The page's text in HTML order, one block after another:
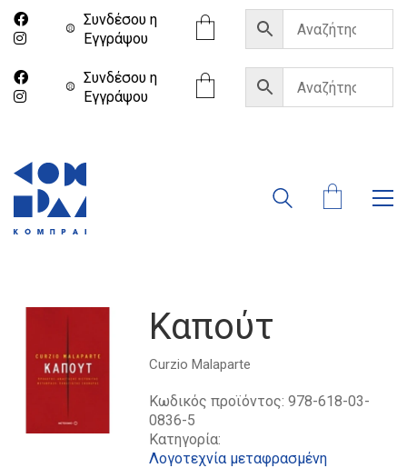
Συνδέσου η
Eγγράψου
Συνδέσου η
Eγγράψου
Καπούτ
Curzio Malaparte
Κωδικός προϊόντος:978-618-03-
0836-5
Κατηγορία:
Λογοτεχνία μεταφρασμένη